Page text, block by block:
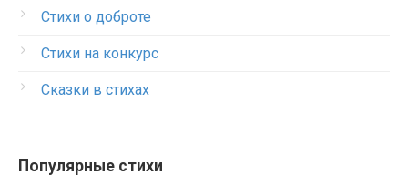
Стихи о доброте
Стихи на конкурс
Сказки в стихах
Популярные стихи